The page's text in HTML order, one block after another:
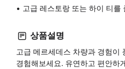
고급 레스토랑 또는 하이 티
상품설명
고급 메르세데스 차량과 경험이
경험해보세요. 유연하고 편안하